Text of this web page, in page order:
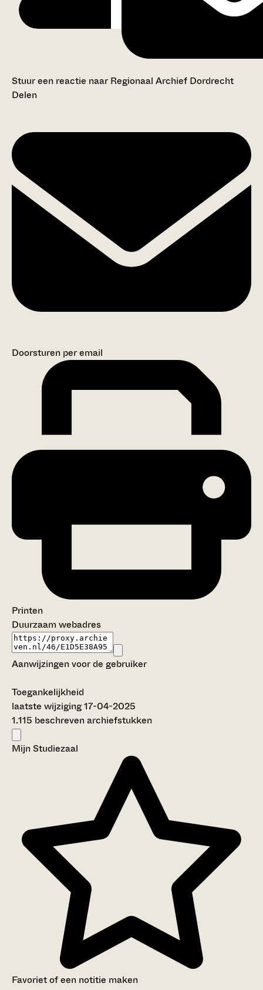
Stuur een reactie naar Regionaal Archief Dordrecht
Delen
Doorsturen per email
Printen
Duurzaam webadres
Aanwijzingen voor de gebruiker
Toegankelijkheid
laatste wijziging 17-04-2025
1.115 beschreven archiefstukken
Mijn Studiezaal
Favoriet of een notitie maken